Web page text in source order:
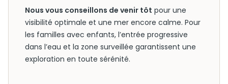
Nous vous conseillons de venir tôt pour une
visibilité optimale et une mer encore calme. Pour
les familles avec enfants, l’entrée progressive
dans l’eau et la zone surveillée garantissent une
exploration en toute sérénité.